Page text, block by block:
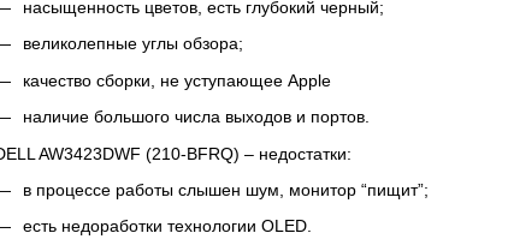
насыщенность цветов, есть глубокий черный;
великолепные углы обзора;
качество сборки, не уступающее Apple
наличие большого числа выходов и портов.
AW3423DWF (210-BFRQ) – недостатки:
в процессе работы слышен шум, монитор “пищит”;
есть недоработки технологии OLED.